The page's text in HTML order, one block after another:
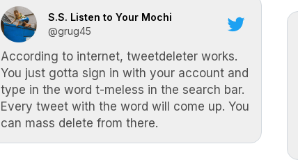
S.S. Listen to Your Mochi
@grug45
According to internet, tweetdeleter works.
You just gotta sign in with your account and
type in the word t-meless in the search bar.
Every tweet with the word will come up. You
can mass delete from there.